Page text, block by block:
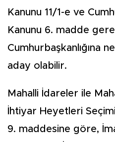
Kanunu 11/1-e ve
Kanunu 6. madde
Cumhurbaşkanlığına
aday olabilir.
Mahalli İdareler ile
İhtiyar Heyetleri
9. maddesine göre,